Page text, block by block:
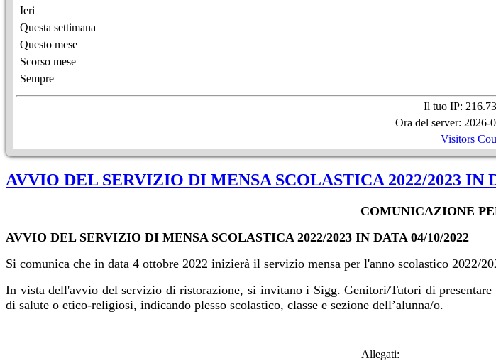
Ieri
Questa settimana
Questo mese
Scorso mese
Sempre
Il tuo IP:
Ora del server: 2026-
Visitors
AVVIO DEL SERVIZIO DI MENSA SCOLASTICA 2022/2023 IN
COMUNICAZIONE
AVVIO DEL SERVIZIO DI MENSA SCOLASTICA 2022/2023 IN DATA 04/10/2022
Si comunica che in data 4 ottobre 2022 inizierà il servizio mensa per l'anno scolastico 2022/
In vista dell'avvio del servizio di ristorazione, si invitano i Sigg. Genitori/Tutori di
di salute o etico-religiosi, indicando plesso scolastico, classe e sezione dell’alunna/o.
Allegati: